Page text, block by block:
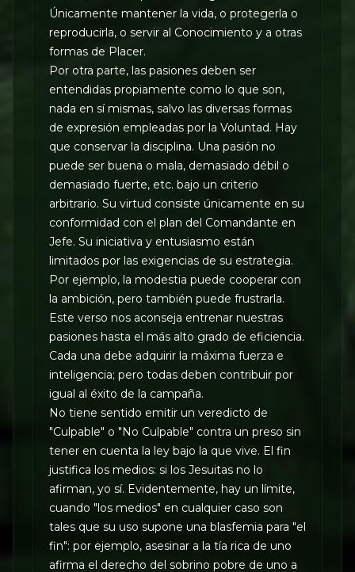
Únicamente mantener la vida, o protegerla o
reproducirla, o servir al Conocimiento y a otras
formas de Placer.
Por otra parte, las pasiones deben ser
entendidas propiamente como lo que son,
nada en sí mismas, salvo las diversas formas
de expresión empleadas por la Voluntad. Hay
que conservar la disciplina. Una pasión no
puede ser buena o mala, demasiado débil o
demasiado fuerte, etc. bajo un criterio
arbitrario. Su virtud consiste únicamente en su
conformidad con el plan del Comandante en
Jefe. Su iniciativa y entusiasmo están
limitados por las exigencias de su estrategia.
Por ejemplo, la modestia puede cooperar con
la ambición, pero también puede frustrarla.
Este verso nos aconseja entrenar nuestras
pasiones hasta el más alto grado de eficiencia.
Cada una debe adquirir la máxima fuerza e
inteligencia; pero todas deben contribuir por
igual al éxito de la campaña.
No tiene sentido emitir un veredicto de
"Culpable" o "No Culpable" contra un preso sin
tener en cuenta la ley bajo la que vive. El fin
justifica los medios: si los Jesuitas no lo
afirman, yo sí. Evidentemente, hay un límite,
cuando "los medios" en cualquier caso son
tales que su uso supone una blasfemia para "el
fin": por ejemplo, asesinar a la tía rica de uno
afirma el derecho del sobrino pobre de uno a